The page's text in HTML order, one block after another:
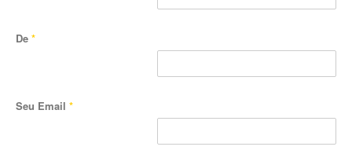
De *
Seu Email *